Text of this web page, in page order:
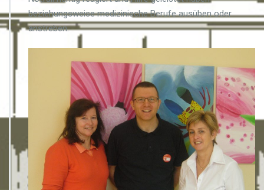
beziehungsweise medizinische Berufe ausüben oder
anstreben.